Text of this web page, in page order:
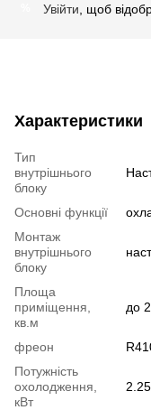
Увійти , щоб
Характеристики
Тип
внутрішнього
блоку
Основні функції
Монтаж
внутрішнього
блоку
Площа
приміщення,
кв.м
до
фреон
Потужність
охолодження,
кВт
2.25